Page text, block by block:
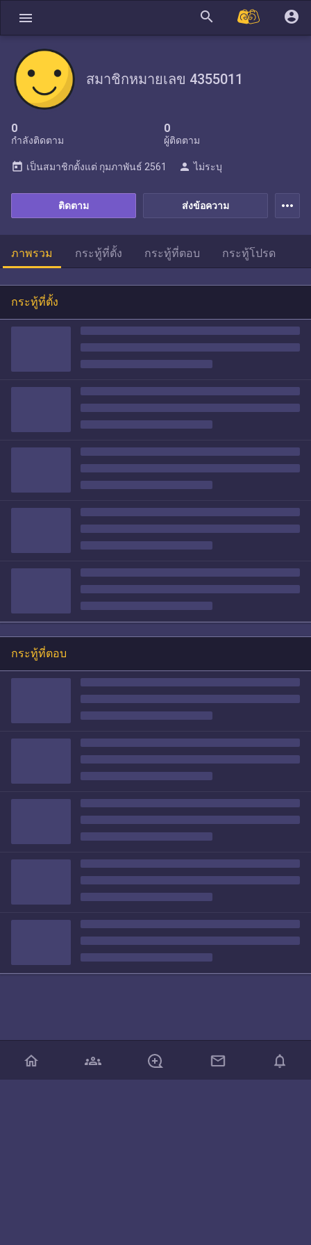
menu search account_circle
สมาชิกหมายเลข 4355011
0
กำลังติดตาม
0
ผู้ติดตาม
ส่งข้อความ
ติดตาม
today เป็นสมาชิกตั้งแต่ กุมภาพันธ์ 2561 person ไม่ระบุ
more_horiz
ภาพรวม กระทู้ที่ตั้ง กระทู้ที่ตอบ กระทู้โปรด
กระทู้ที่ตั้ง
กระทู้ที่ตอบ